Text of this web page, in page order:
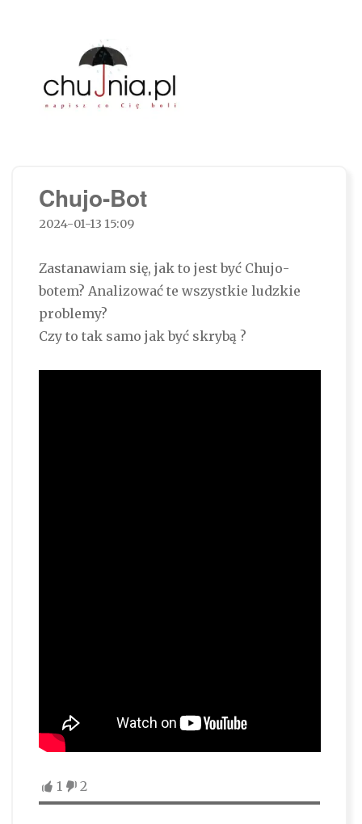
Chujo-Bot
2024-01-13 15:09
Zastanawiam się, jak to jest być Chujo-
botem? Analizować te wszystkie ludzkie
problemy?
Czy to tak samo jak być skrybą ?
1 2